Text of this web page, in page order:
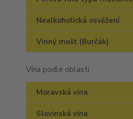
Nealkoholická osvěžení
Vinný mošt (Burčák)
Vína podle oblasti
Moravská vína
Slovinská vína